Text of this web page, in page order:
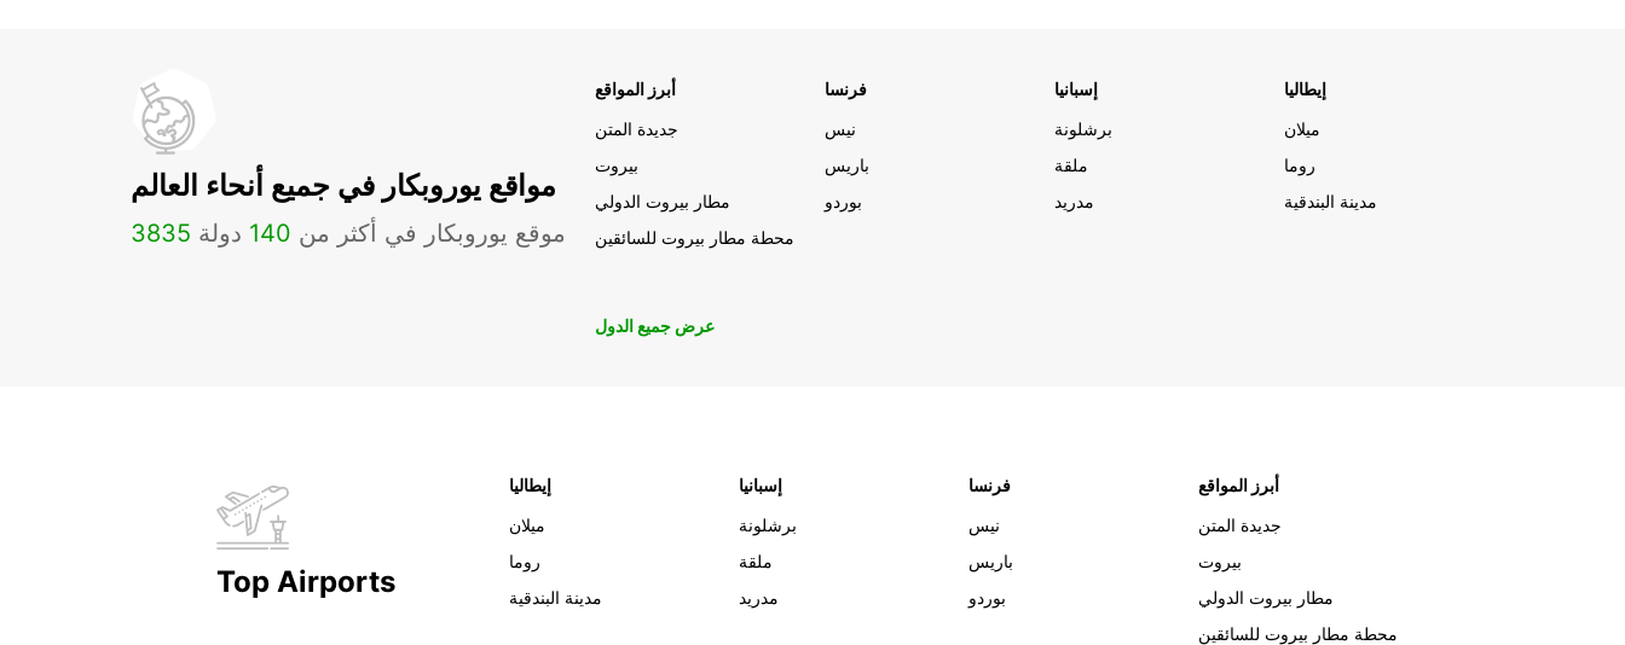
مواقع يوروبكار في جميع أنحاء العالم
3835 موقع يوروبكار في أكثر من 140 دولة
أبرز المواقع
جديدة المتن
بيروت
مطار بيروت الدولي
محطة مطار بيروت للسائقين
فرنسا
نيس
باريس
بوردو
إسبانيا
برشلونة
ملقة
مدريد
إيطاليا
ميلان
روما
مدينة البندقية
عرض جميع الدول
Top Airports
إيطاليا
ميلان
روما
مدينة البندقية
إسبانيا
برشلونة
ملقة
مدريد
فرنسا
نيس
باريس
بوردو
أبرز المواقع
جديدة المتن
بيروت
مطار بيروت الدولي
محطة مطار بيروت للسائقين